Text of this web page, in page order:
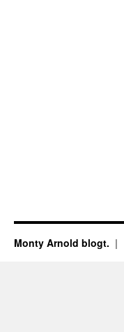
Monty Arnold blogt.